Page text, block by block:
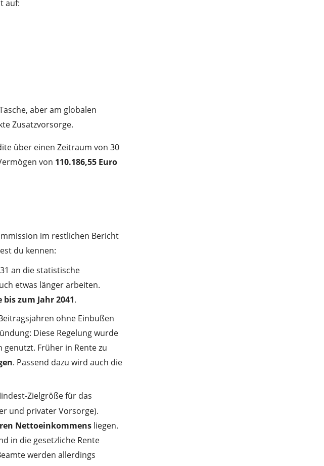
auf:
aber am globalen
Zusatzvorsorge.
über einen Zeitraum von 30
von 110.186,55 Euro
im restlichen Bericht
du kennen:
an die statistische
etwas länger arbeiten.
bis zum Jahr 2041.
ohne Einbußen
Diese Regelung wurde
Früher in Rente zu
. Passend dazu wird auch die
Zielgröße für das
und privater Vorsorge).
Nettoeinkommens liegen.
in die gesetzliche Rente
werden allerdings